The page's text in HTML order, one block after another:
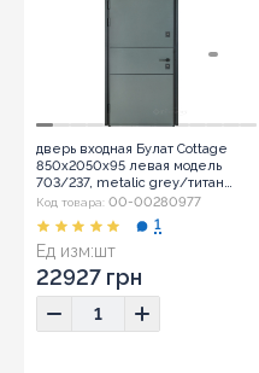
дверь входная Булат Cottage
850x2050x95 левая модель
703/237, metalic grey/титан
(0030)
Код товара: 00-00280977
Ед изм:шт
1
22927 грн